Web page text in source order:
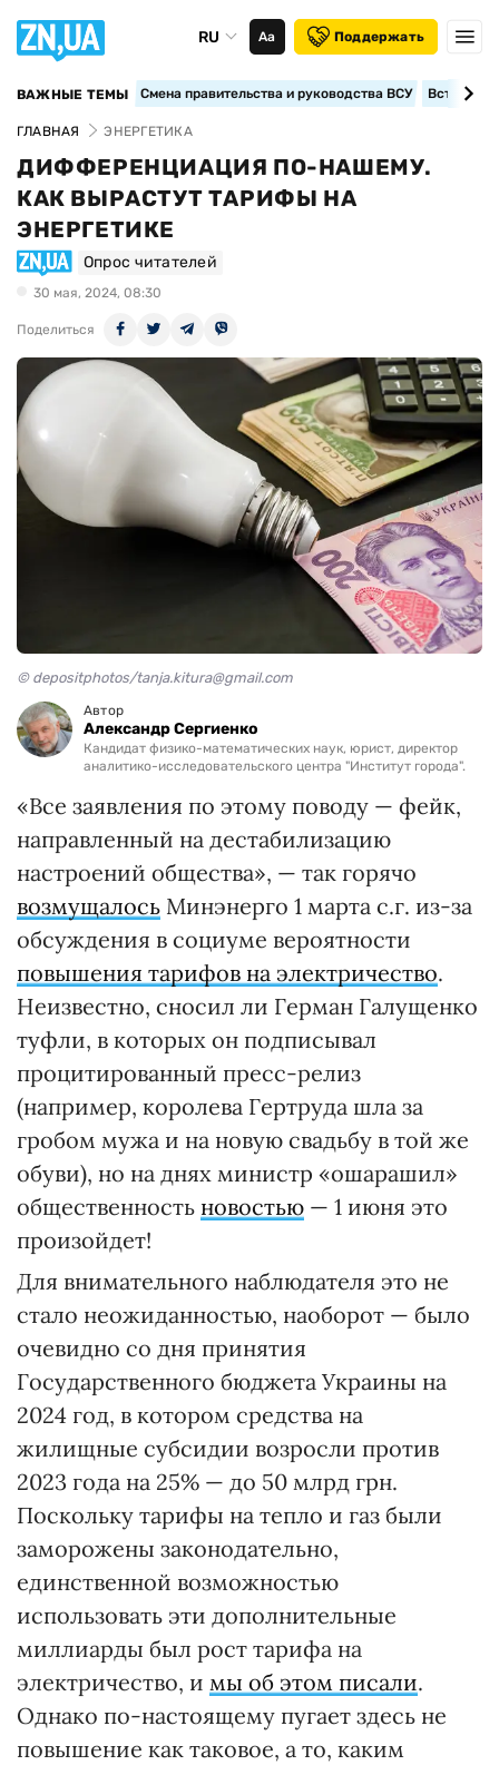
RU Аа Поддержать
ВАЖНЫЕ ТЕМЫ Смена правительства и руководства ВСУ
ГЛАВНАЯ ЭНЕРГЕТИКА
ДИФФЕРЕНЦИАЦИЯ ПО-НАШЕМУ.
КАК ВЫРАСТУТ ТАРИФЫ НА
ЭНЕРГЕТИКЕ
Опрос читателей
30 мая, 2024, 08:30
Поделиться
© depositphotos/tanja.kitura@gmail.com
Автор
Александр Сергиенко
Кандидат физико-математических наук, юрист, директор
аналитико-исследовательского центра "Институт города".
«Все заявления по этому поводу — фейк,
направленный на дестабилизацию
настроений общества», — так горячо
возмущалось Минэнерго 1 марта с.г. из-за
обсуждения в социуме вероятности
повышения тарифов на электричество.
Неизвестно, сносил ли Герман Галущенко
туфли, в которых он подписывал
процитированный пресс-релиз
(например, королева Гертруда шла за
гробом мужа и на новую свадьбу в той же
обуви), но на днях министр «ошарашил»
общественность новостью — 1 июня это
произойдет!
Для внимательного наблюдателя это не
стало неожиданностью, наоборот — было
очевидно со дня принятия
Государственного бюджета Украины на
2024 год, в котором средства на
жилищные субсидии возросли против
2023 года на 25% — до 50 млрд грн.
Поскольку тарифы на тепло и газ были
заморожены законодательно,
единственной возможностью
использовать эти дополнительные
миллиарды был рост тарифа на
электричество, и мы об этом писали.
Однако по-настоящему пугает здесь не
повышение как таковое, а то, каким